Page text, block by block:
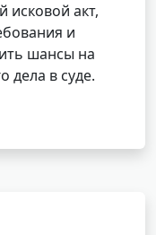
исковой акт,
и
шансы на
дела в суде.